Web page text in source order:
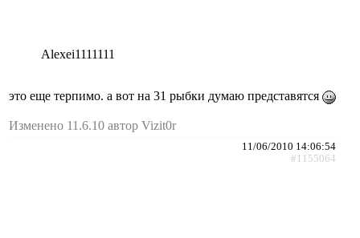
Alexei1111111
это еще терпимо. а вот на 31 рыбки думаю представятся
Изменено 11.6.10 автор Vizit0r
11/06/2010 14:06:54
#1155064